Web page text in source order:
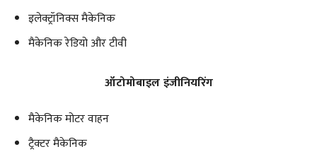
इलेक्ट्रॉनिक्स मैकेनिक
मैकेनिक रेडियो और टीवी
ऑटोमोबाइल इंजीनियरिंग
मैकेनिक मोटर वाहन
ट्रैक्टर मैकेनिक